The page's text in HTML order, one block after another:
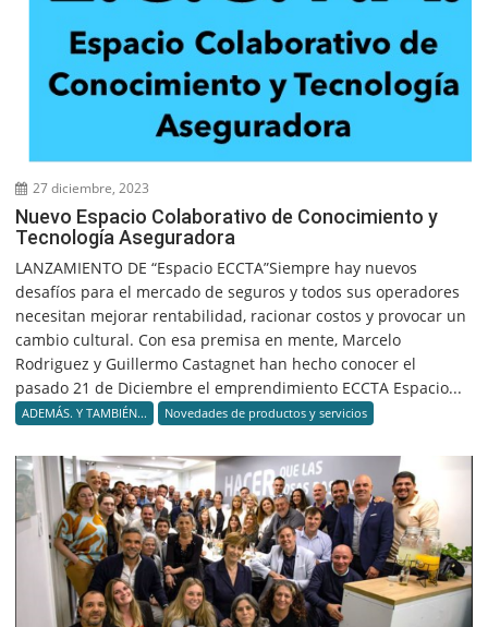
27 diciembre, 2023
Nuevo Espacio Colaborativo de Conocimiento y
Tecnología Aseguradora
LANZAMIENTO DE “Espacio ECCTA”Siempre hay nuevos
desafíos para el mercado de seguros y todos sus operadores
necesitan mejorar rentabilidad, racionar costos y provocar un
cambio cultural. Con esa premisa en mente, Marcelo
Rodriguez y Guillermo Castagnet han hecho conocer el
pasado 21 de Diciembre el emprendimiento ECCTA Espacio...
ADEMÁS. Y TAMBIÉN... Novedades de productos y servicios